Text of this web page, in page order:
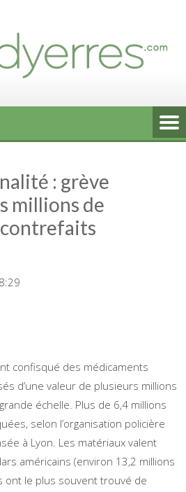
: grève
millions de
confisqué des médicaments
d’une valeur de plusieurs millions
échelle. Plus de 6,4 millions
selon l’organisation policière
à Lyon. Les matériaux valent
américains (environ 13,2 millions
ont le plus souvent trouvé de